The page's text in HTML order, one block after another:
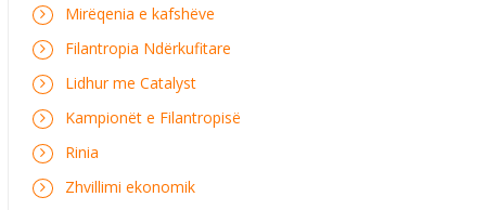
Mirëqenia e kafshëve
Filantropia Ndërkufitare
Lidhur me Catalyst
Kampionët e Filantropisë
Rinia
Zhvillimi ekonomik